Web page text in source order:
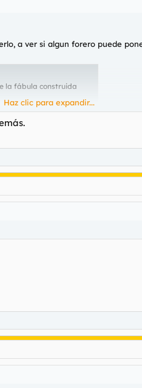
a ver si algun forero puede
la fábula construida
Haz clic para expandir...